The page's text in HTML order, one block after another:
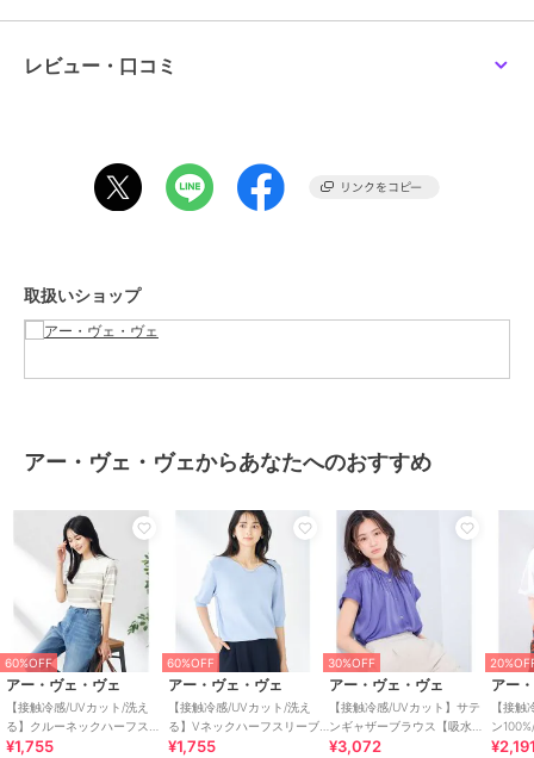
ポイント。
◆Vネックパフスリーブサマーニット：K2FGA59039
◆ボートネックパフスリーブサマーニット：K2FGA69039
なります
伸縮性：あり
生地の厚さ：ふつう
--------------------
≪お気に入り登録機能の使い方≫
■商品のお気に入り登録（ハートマークをクリック）
再入荷通知や値下げ等、お得なご案内を受けることができます。
--------------------
レビュー・口コミ
取扱いショップ
アー・ヴェ・ヴェからあなたへのおすすめ
60%OFF
アー・ヴェ・ヴェ
【接触冷感/UVカット/洗え
る】クルーネックハーフスリ
ーブ美ラクるサマーニット
¥1,755
60%OFF
アー・ヴェ・ヴェ
【接触冷感/UVカット/洗え
る】Vネックハーフスリーブ
美ラクるサマーニット
¥1,755
30%OFF
アー・ヴェ・ヴェ
【接触冷感/UVカット】サテ
ンギャザーブラウス【吸水速
乾/イージーケア】
¥3,072
アー
【接
ン
ップハ